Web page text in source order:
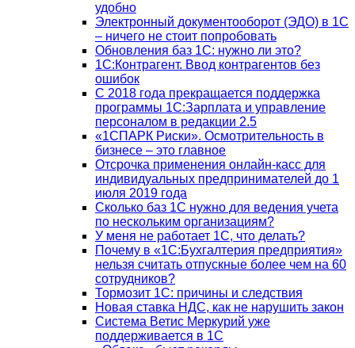
удобно
Электронный документооборот (ЭДО) в 1С
– ничего не стоит попробовать
Обновления баз 1С: нужно ли это?
1С:Контрагент. Ввод контрагентов без
ошибок
С 2018 года прекращается поддержка
программы 1С:Зарплата и управление
персоналом в редакции 2.5
«1СПАРК Риски». Осмотрительность в
бизнесе – это главное
Отсрочка применения онлайн-касс для
индивидуальных предпринимателей до 1
июля 2019 года
Сколько баз 1C нужно для ведения учета
по нескольким организациям?
У меня не работает 1С, что делать?
Почему в «1С:Бухгалтерия предприятия»
нельзя считать отпускные более чем на 60
сотрудников?
Тормозит 1C: причины и следствия
Новая ставка НДС, как не нарушить закон
Система Ветис Меркурий уже
поддерживается в 1С